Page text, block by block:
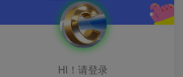
HI！请登录